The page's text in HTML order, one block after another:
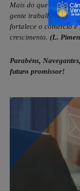
Mais do que sua
gente trabalhadora,
fortalece o comércio
crescimento. (L.
Parabéns,
futuro promissor!